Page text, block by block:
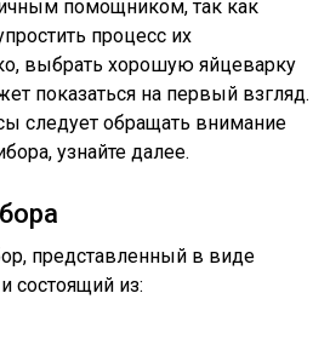
помощником, так как
процесс их
выбрать хорошую яйцеварку
показаться на первый взгляд.
следует обращать внимание
узнайте далее.
представленный в виде
состоящий из: